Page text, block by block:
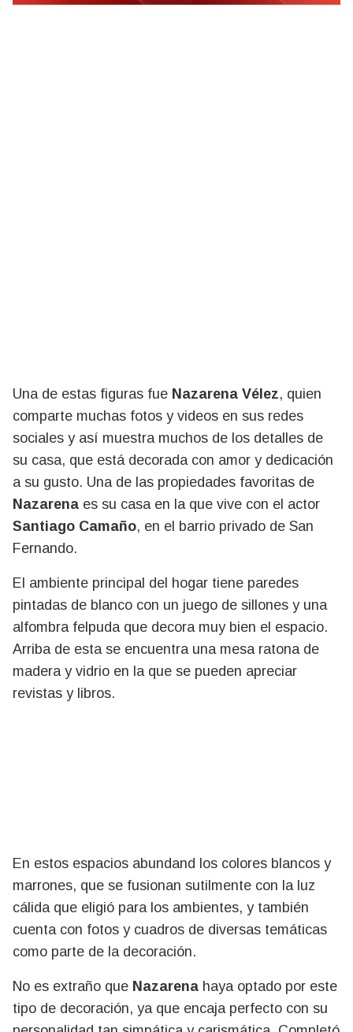
Una de estas figuras fue Nazarena Vélez, quien
comparte muchas fotos y videos en sus redes
sociales y así muestra muchos de los detalles de
su casa, que está decorada con amor y dedicación
a su gusto. Una de las propiedades favoritas de
Nazarena es su casa en la que vive con el actor
Santiago Camaño, en el barrio privado de San
Fernando.
El ambiente principal del hogar tiene paredes
pintadas de blanco con un juego de sillones y una
alfombra felpuda que decora muy bien el espacio.
Arriba de esta se encuentra una mesa ratona de
madera y vidrio en la que se pueden apreciar
revistas y libros.
En estos espacios abundand los colores blancos y
marrones, que se fusionan sutilmente con la luz
cálida que eligió para los ambientes, y también
cuenta con fotos y cuadros de diversas temáticas
como parte de la decoración.
No es extraño que Nazarena haya optado por este
tipo de decoración, ya que encaja perfecto con su